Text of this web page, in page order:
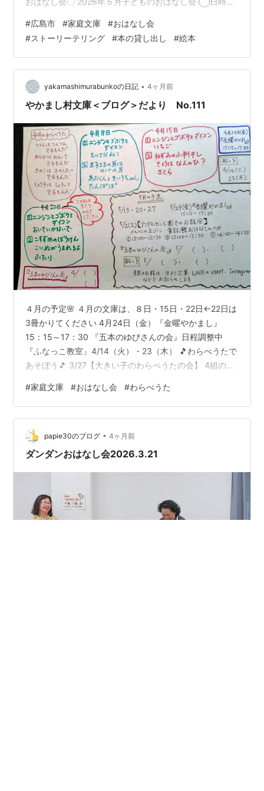
はなしの部屋 森とユニコーン◯時間 10 時 ～11 時◯内
容 おはなし会・本の貸し出し・工作◯対象年齢 ５ 歳以
上◯人数 先着 親子 ３ 組◯要予約・参加費無料 ・おは
なし会終了後に簡単な工作をします。 ※事前申込制で
す。※開館日以外の日に来館希望の方はご相談ください。
※ 大人…
#広島市 #家庭文庫 #おはなし会
#ストーリーテリング #本の貸し出し #絵本
yakamashimurabunkoの日記 • 4ヶ月前
やかまし村文庫＜ブログ＞だより No.111
４月の予定🌸 ４月の文庫は、８日・15日・22日←22日は
3冊かりてください 4月24日（金）『金曜やかまし』
15：15～17：30 『五本のゆびさんの会』日程調整中
『ふなっこ教室』4/14（火）・23（木） 🎵わらべうたで
あそぼう🎵 3/27【大きい子のわらべうたの会】 4組の親
(^^♪ とっても楽しい時間になりました！ ♪つーくしんぼ
つくしんぼ はーるになったら でてきんせ♪ 両手を組んで
「でてきんせ」で指を立てる リーダーが立てた指を、み
んながまねして立てる ♪げっくり かっくり すいようび も
っくり きんとき どろだらけ にちよう…
#家庭文庫 #おはなし会 #わらべうた
papie30のブログ • 4ヶ月前
ダンダンおはなし会2026.3.21